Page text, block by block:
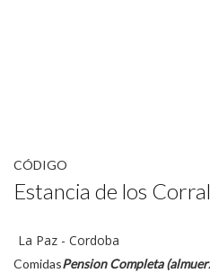
CÓDIGO
Estancia de los
La Paz - Cordoba
ComidasPension Completa